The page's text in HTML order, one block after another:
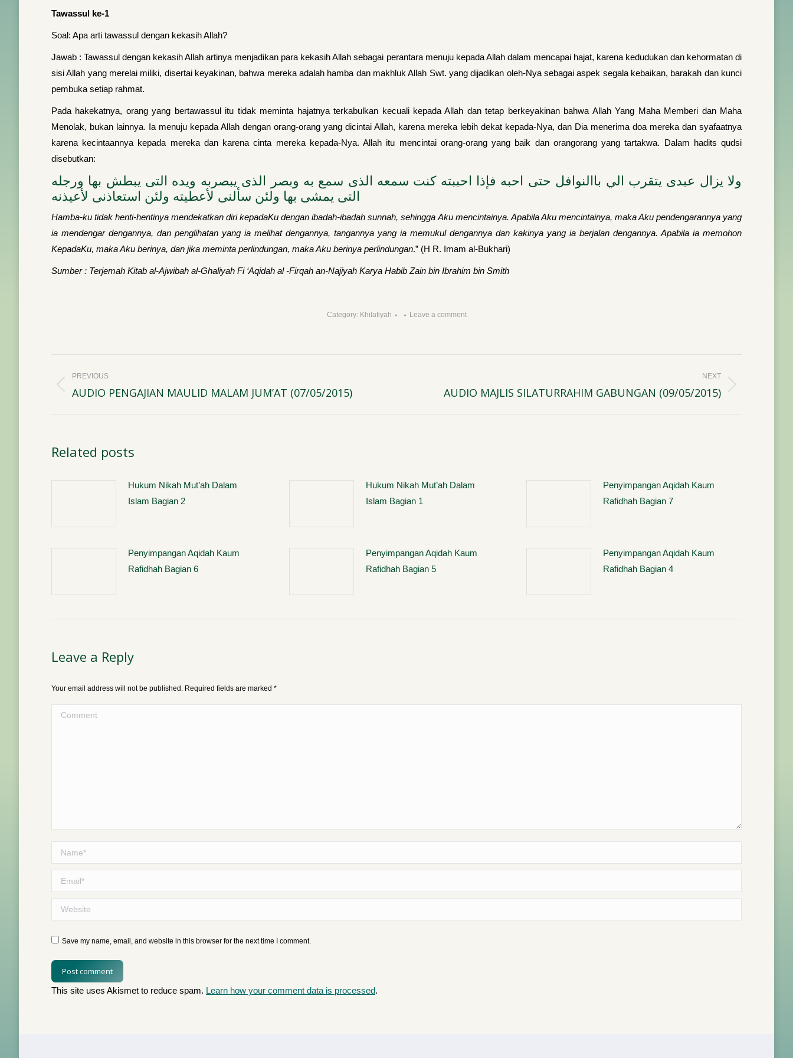
Tawassul ke-1
Soal: Apa arti tawassul dengan kekasih Allah?
Jawab : Tawassul dengan kekasih Allah artinya menjadikan para kekasih Allah sebagai perantara menuju kepada Allah dalam mencapai hajat, karena kedudukan dan kehormatan di
sisi Allah yang merelai miliki, disertai keyakinan, bahwa mereka adalah hamba dan makhluk Allah Swt. yang dijadikan oleh-Nya sebagai aspek segala kebaikan, barakah dan kunci
pembuka setiap rahmat.
Pada hakekatnya, orang yang bertawassul itu tidak meminta hajatnya terkabulkan kecuali kepada Allah dan tetap berkeyakinan bahwa Allah Yang Maha Memberi dan Maha
Menolak, bukan lainnya. Ia menuju kepada Allah dengan orang-orang yang dicintai Allah, karena mereka lebih dekat kepada-Nya, dan Dia menerima doa mereka dan syafaatnya
karena kecintaannya kepada mereka dan karena cinta mereka kepada-Nya. Allah itu mencintai orang-orang yang baik dan orangorang yang tartakwa. Dalam hadits qudsi
disebutkan:
ولا يزال عبدى يتقرب الي باالنوافل حتى احبه فإذا احببته كنت سمعه الذى سمع به وبصر الذى يبصربه ويده التى يبطش بها ورجله
التى يمشى بها ولئن سألنى لأعطيته ولئن استعاذنى لأعيذنه
Hamba-ku tidak henti-hentinya mendekatkan diri kepadaKu dengan ibadah-ibadah sunnah, sehingga Aku mencintainya. Apabila Aku mencintainya, maka Aku pendengarannya yang
ia mendengar dengannya, dan penglihatan yang ia melihat dengannya, tangannya yang ia memukul dengannya dan kakinya yang ia berjalan dengannya. Apabila ia memohon
KepadaKu, maka Aku berinya, dan jika meminta perlindungan, maka Aku berinya perlindungan.” (H R. Imam al-Bukhari)
Sumber : Terjemah Kitab al-Ajwibah al-Ghaliyah Fi ‘Aqidah al -Firqah an-Najiyah Karya Habib Zain bin Ibrahim bin Smith
Category: Khilafiyah Leave a comment
Post
navigation
PREVIOUS
Previous
AUDIO PENGAJIAN MAULID MALAM JUM’AT (07/05/2015)
NEXT
AUDIO MAJLIS SILATURRAHIM GABUNGAN (09/05/2015)
Related posts
Hukum Nikah Mut’ah Dalam
Islam Bagian 2
Hukum Nikah Mut’ah Dalam
Islam Bagian 1
Penyimpangan Aqidah Kaum
Rafidhah Bagian 7
Penyimpangan Aqidah Kaum
Rafidhah Bagian 6
Penyimpangan Aqidah Kaum
Rafidhah Bagian 5
Penyimpangan Aqidah Kaum
Rafidhah Bagian 4
Leave a Reply
Your email address will not be published. Required fields are marked *
Comment
Name *
Email *
Website
Save my name, email, and website in this browser for the next time I comment.
Post comment
This site uses Akismet to reduce spam. Learn how your comment data is processed.